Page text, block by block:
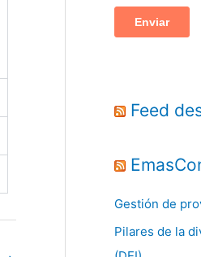
Feed
Gestión de
Pilares de la